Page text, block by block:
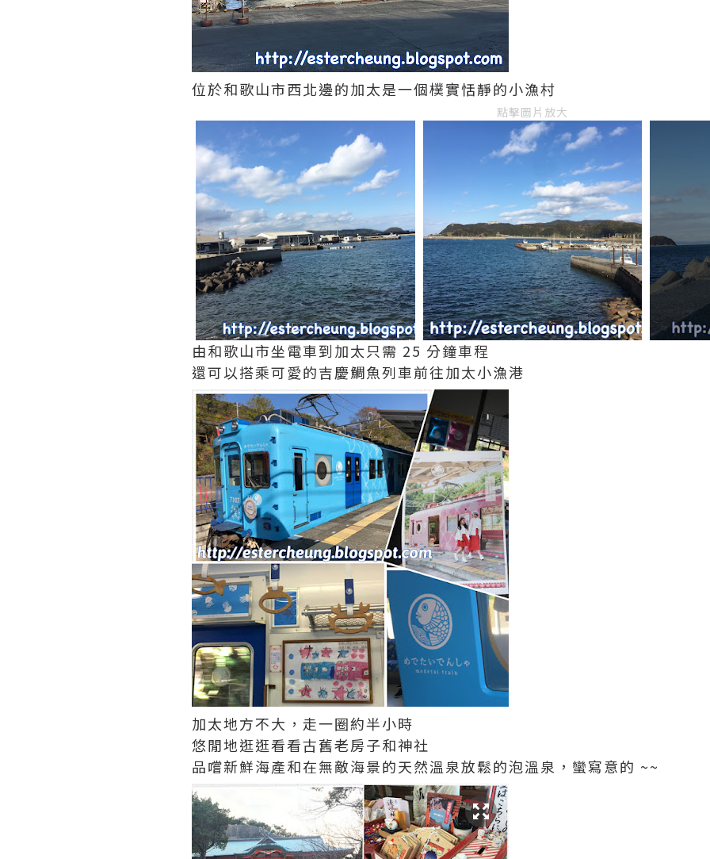
位於和歌山市西北邊的加太是一個樸實恬靜的小漁村
點擊圖片放大
由和歌山市坐電車到加太只需 25 分鐘車程
還可以搭乘可愛的吉慶鯛魚列車前往加太小漁港
加太地方不大，走一圈約半小時
悠閒地逛逛看看古舊老房子和神社
品嚐新鮮海產和在無敵海景的天然溫泉放鬆的泡溫泉，蠻寫意的 ~~